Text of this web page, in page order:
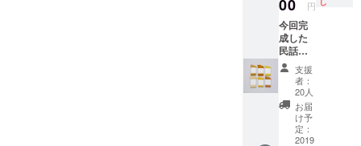
ともい
えるパ
ターン
です。
素材：
リネン
100%
色：生
成り
にご参
加いた
だきま
す。 石
徹白は
歴史の
深い地
域で、
縄文時
代から
の集落
00 円
今回完
成した
民話絵
本第５
作「虚
空蔵菩
薩と上
村十二
人」
と、草
支援
者：
20人
お届
け予
定：
2019